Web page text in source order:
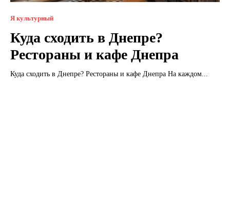
Я культурный
Куда сходить в Днепре?
Рестораны и кафе Днепра
Куда сходить в Днепре? Рестораны и кафе Днепра На каждом...